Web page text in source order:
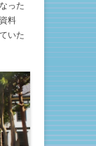
った
料
いた